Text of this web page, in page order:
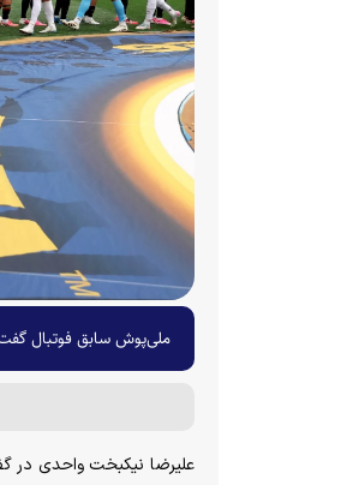
ملی‌پوش سابق فوتبال